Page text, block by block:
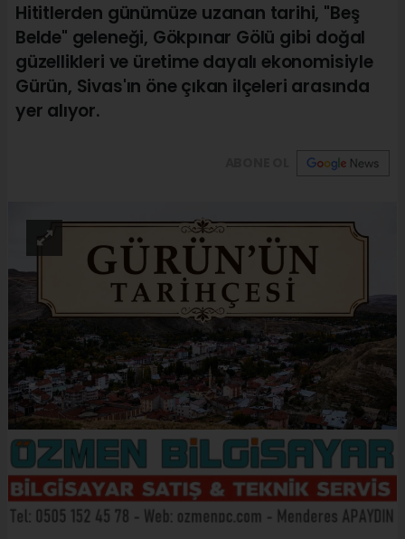
Hititlerden günümüze uzanan tarihi, "Beş
Belde" geleneği, Gökpınar Gölü gibi doğal
güzellikleri ve üretime dayalı ekonomisiyle
Gürün, Sivas'ın öne çıkan ilçeleri arasında
yer alıyor.